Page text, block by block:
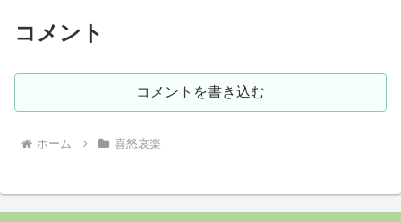
コメント
コメントを書き込む
ホーム 喜怒哀楽